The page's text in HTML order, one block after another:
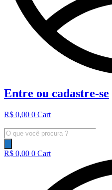
Entre ou cadastre-se
R$ 0,00 0 Cart
Pesquisar
produtos
R$ 0,00 0 Cart